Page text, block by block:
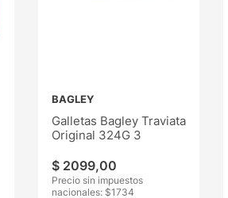
BAGLEY
Galletas Bagley Traviata
Original 324G 3
$ 2099,00
Precio sin impuestos
nacionales: $1734